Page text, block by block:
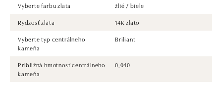
Vyberte farbu zlata
žlté / biele
Rýdzosť zlata
14K zlato
Vyberte typ centrálneho
kameňa
Briliant
Približná hmotnosť centrálneho
kameňa
0,040